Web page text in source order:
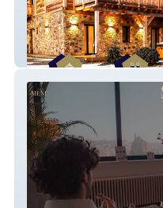
CHALET ÉCHAPPÉE